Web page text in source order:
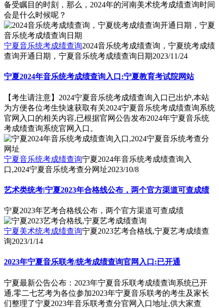
备受瞩目的时刻，那么，2024年的河南美术统考成绩查询时间
会是什么时候呢？
宁夏音乐统考成绩查询2024音乐统考成绩查询，宁夏统考成绩
查询开通日期，宁夏音乐统考成绩查询日期2023/11/24
宁夏2024年音乐统考成绩查询入口:宁夏教育考试院网站
【考生请注意】2024宁夏音乐统考成绩查询入口已出炉,本站
为方便各位考生快速获取有关2024宁夏音乐统考成绩查询系统
官网入口的相关内容,已根据官网公告发布2024年宁夏音乐统
考成绩查询系统官网入口。
宁夏音乐统考成绩查询宁夏2024年音乐统考成绩查询入
口,2024宁夏音乐统考查分网址2023/10/8
艺术类统考|宁夏2023年合格线公布，两个官方渠道可查成绩
宁夏2023年艺考合格线公布，两个官方渠道可查成绩
宁夏美术统考成绩查询宁夏2023艺考合格线,宁夏艺考成绩查
询2023/1/14
2023年宁夏音乐联考/统考成绩查询官网入口:已开通
宁夏最新公告公布：2023年宁夏音乐联考成绩查询系统已开
通,零二七艺考为各位参加2023年宁夏音乐联考的考生及家长
们整理了宁夏2023年音乐联考查分官网入口地址,供大家查